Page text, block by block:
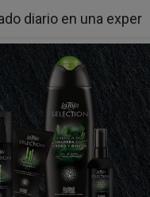
diario en una